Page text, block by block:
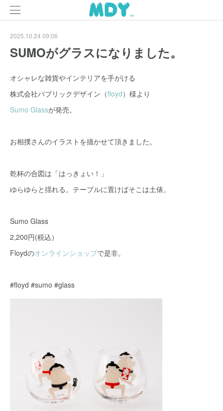
2025.10.24 09:06
SUMOがグラスになりました。
オシャレな雑貨やインテリアを手がける
株式会社パブリックデザイン（floyd）様より
Sumo Glassが発売。
お相撲さんのイラストを描かせて頂きました。
乾杯の合図は「はっきょい！」
ゆらゆらと揺れる。テーブルに置けばそこは土俵。
Sumo Glass
2,200円(税込）
Floydのオンラインショップで是非。
#floyd #sumo #glass